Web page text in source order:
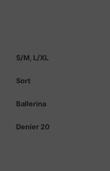
S/M L/XL
Sort
Ballerina
Denier 20